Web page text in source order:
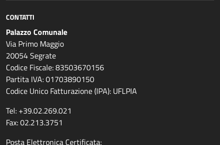
CONTATTI
Palazzo Comunale
Via Primo Maggio
20054 Segrate
Codice Fiscale: 83503670156
Partita IVA: 01703890150
Codice Unico Fatturazione (IPA): UFLPIA
Tel: +39.02.269.021
Fax: 02.213.3751
Posta Elettronica Certificata: